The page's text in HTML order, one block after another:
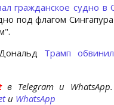
гражданское судно
под флагом
Трамп
в Telegram и
и WhatsApp